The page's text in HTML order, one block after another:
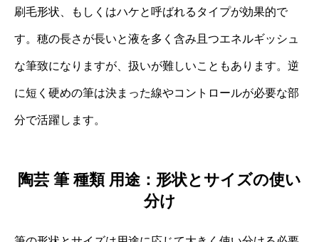
刷毛形状、もしくはハケと呼ばれるタイプが効果的で
す。穂の長さが長いと液を多く含み且つエネルギッシュ
な筆致になりますが、扱いが難しいこともあります。逆
に短く硬めの筆は決まった線やコントロールが必要な部
分で活躍します。
陶芸 筆 種類 用途：形状とサイズの使い
分け